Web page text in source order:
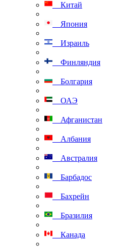
Китай
Япония
Израиль
Финляндия
Болгария
ОАЭ
Афганистан
Албания
Австралия
Барбадос
Бахрейн
Бразилия
Канада